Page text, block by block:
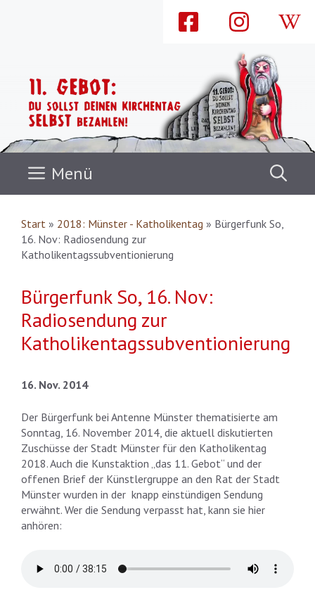
Menü
Start » 2018: Münster - Katholikentag » Bürgerfunk So,
16. Nov: Radiosendung zur
Katholikentagssubventionierung
Bürgerfunk So, 16. Nov:
Radiosendung zur
Katholikentagssubventionierung
16. Nov. 2014
Der Bürgerfunk bei Antenne Münster thematisierte am
Sonntag, 16. November 2014, die aktuell diskutierten
Zuschüsse der Stadt Münster für den Katholikentag
2018. Auch die Kunstaktion „das 11. Gebot“ und der
offenen Brief der Künstlergruppe an den Rat der Stadt
Münster wurden in der knapp einstündigen Sendung
erwähnt. Wer die Sendung verpasst hat, kann sie hier
anhören: